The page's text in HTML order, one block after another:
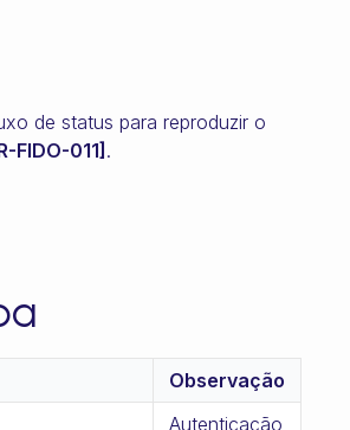
de status para reproduzir o
FIDO-011] .
Observação
Autenticação